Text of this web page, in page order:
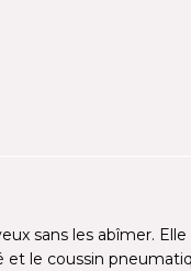
sans les abîmer.
le coussin